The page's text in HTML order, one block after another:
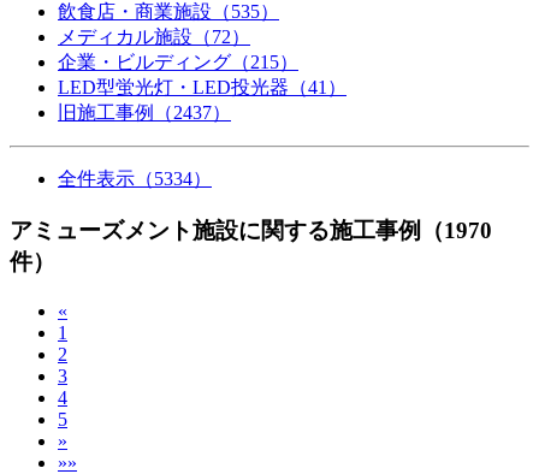
飲食店・商業施設（535）
メディカル施設（72）
企業・ビルディング（215）
LED型蛍光灯・LED投光器（41）
旧施工事例（2437）
全件表示（5334）
アミューズメント施設に関する施工事例
（1970
件）
«
1
2
3
4
5
»
»»